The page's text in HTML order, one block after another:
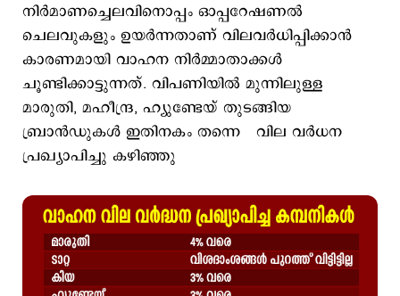
നിർമാണച്ചെലവിനൊപ്പം ഓപ്പറേഷണൽ
ചെലവുകളും ഉയര്‍ന്നതാണ് വിലവര്‍ധിപ്പിക്കാന്‍
കാരണമായി വാഹന നിര്‍മ്മാതാക്കള്‍
ചൂണ്ടിക്കാട്ടുന്നത്. വിപണിയില്‍ മുന്നിലുള്ള
മാരുതി, മഹീന്ദ്ര, ഹ്യുണ്ടേയ് തുടങ്ങിയ
ബ്രാൻഡുകൾ ഇതിനകം തന്നെ വില വര്‍ധന
പ്രഖ്യാപിച്ചു കഴിഞ്ഞു